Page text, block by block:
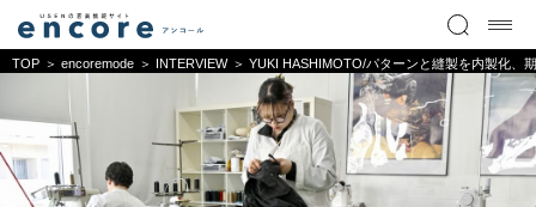
TOP encoremode INTERVIEW YUKI HASHIMOTO/パターンと縫製を内製化、